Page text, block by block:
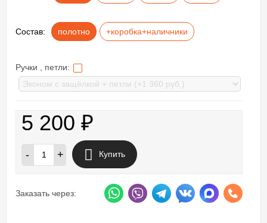
Состав: полотно +коробка+наличники
Ручки , петли:
5 200 ₽
- + Купить
Заказать через: